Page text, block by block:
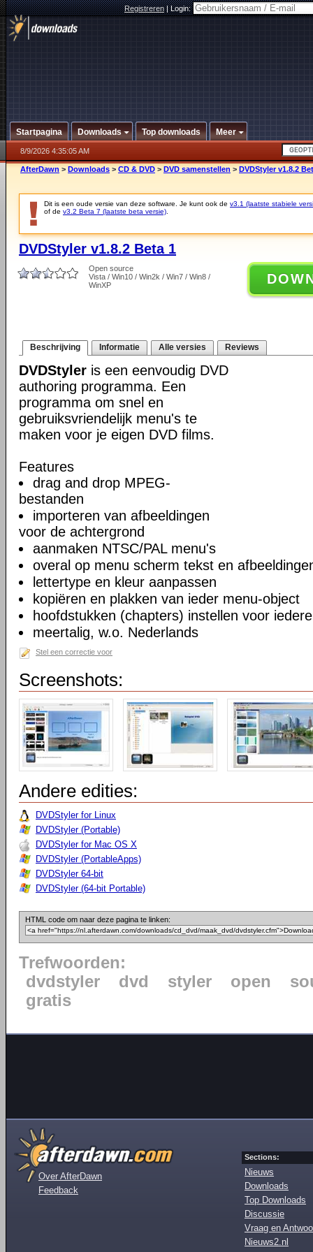
Registreren|Login:
Startpagina Downloads Top downloads Meer
8/9/2026 4:35:05 AM
AfterDawn > Downloads > CD & DVD > DVD samenstellen > DVDStyler v1.8.2
Dit is een oude versie van deze software. Je kunt ook de v3.1 (laatste stabiele
of de v3.2 Beta 7 (laatste beta versie)
DVDStyler v1.8.2 Beta 1
Open source
Vista / Win10 / Win2k / Win7 / Win8 /
WinXP
Beschrijving Informatie Alle versies Reviews
DVDStyler is een eenvoudig DVD
authoring programma. Een
programma om snel en
gebruiksvriendelijk menu's te
maken voor je eigen DVD films.
Features
drag and drop MPEG-
bestanden
importeren van afbeeldingen
voor de achtergrond
aanmaken NTSC/PAL menu's
overal op menu scherm tekst en
lettertype en kleur aanpassen
kopiëren en plakken van ieder menu-object
hoofdstukken (chapters) instellen voor
meertalig, w.o. Nederlands
Stel een correctie voor
Screenshots:
Andere edities:
DVDStyler for Linux
DVDStyler (Portable)
DVDStyler for Mac OS X
DVDStyler (PortableApps)
DVDStyler 64-bit
DVDStyler (64-bit Portable)
HTML code om naar deze pagina te linken:
Trefwoorden:
dvdstyler
dvd styler open
gratis
Over AfterDawn
Feedback
Sections:
Nieuws
Downloads
Top Downloads
Discussie
Vraag en
Nieuws2.nl